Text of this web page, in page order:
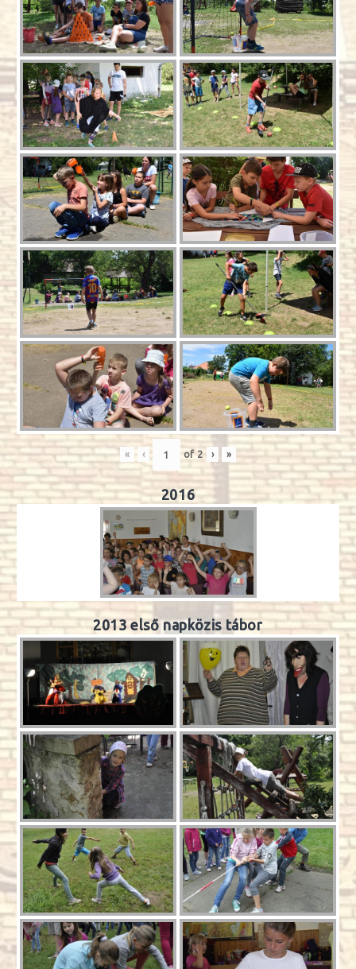
« ‹ of 2 › »
2016
2013 első napközis tábor